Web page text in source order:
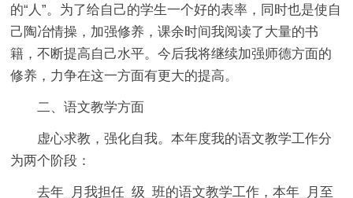
的“人”。为了给自己的学生一个好的表率，同时也是使自
己陶冶情操，加强修养，课余时间我阅读了大量的书
籍，不断提高自己水平。今后我将继续加强师德方面的
修养，力争在这一方面有更大的提高。
二、语文教学方面
虚心求教，强化自我。本年度我的语文教学工作分
为两个阶段：
去年_月我担任_级_班的语文教学工作，本年_月至